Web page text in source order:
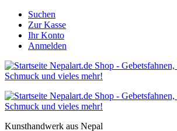
Suchen
Zur Kasse
Ihr Konto
Anmelden
Kunsthandwerk aus Nepal